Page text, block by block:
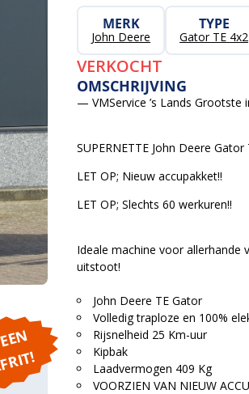
MERK
John Deere
TYPE
Gator TE 4x2
VERKOCHT
OMSCHRIJVING
— VMService ’s Lands
SUPERNETTE John Deere Gator
LET OP; Nieuw accupakket!!
LET OP; Slechts 60 werkuren!!
Ideale machine voor allerhande
uitstoot!
John Deere TE Gator
Volledig traploze en 100%
Rijsnelheid 25 Km-uur
Kipbak
Laadvermogen 409 Kg
VOORZIEN VAN NIEUW